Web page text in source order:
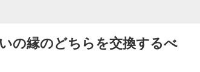
の縁のどちらを交換するべ